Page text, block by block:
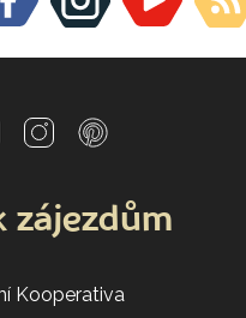
zájezdům
Kooperativa